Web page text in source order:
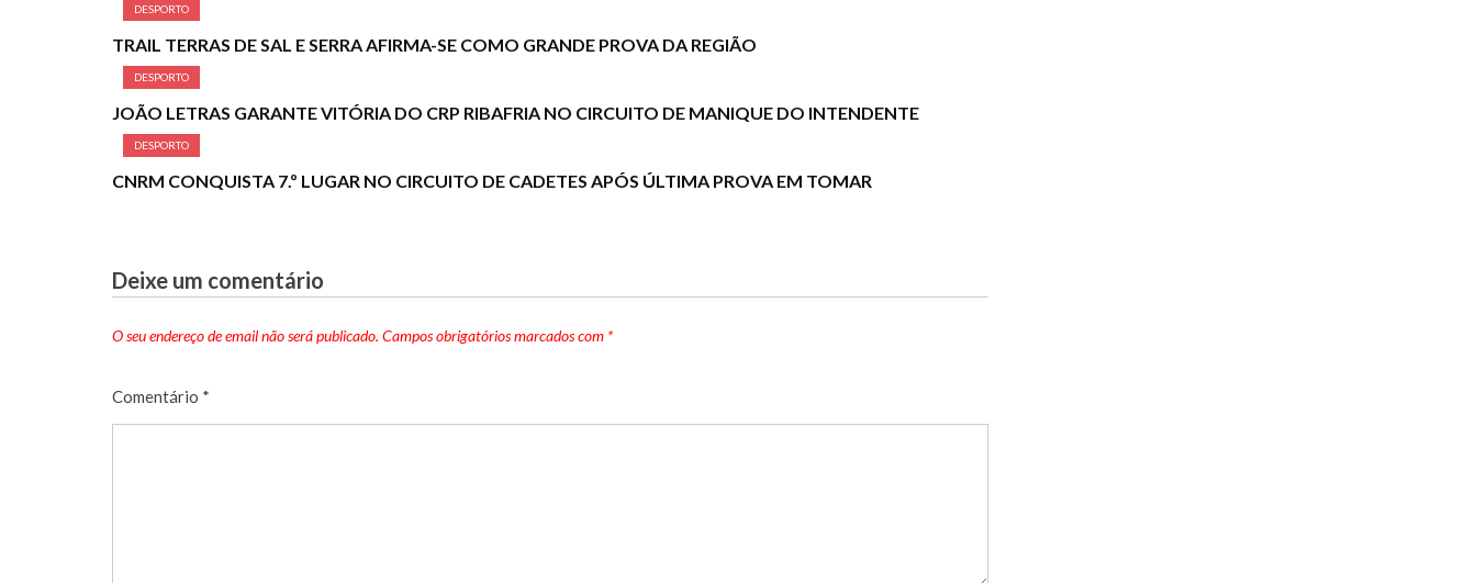
DESPORTO
TRAIL TERRAS DE SAL E SERRA AFIRMA-SE COMO GRANDE PROVA DA REGIÃO
DESPORTO
JOÃO LETRAS GARANTE VITÓRIA DO CRP RIBAFRIA NO CIRCUITO DE MANIQUE DO INTENDENTE
DESPORTO
CNRM CONQUISTA 7.º LUGAR NO CIRCUITO DE CADETES APÓS ÚLTIMA PROVA EM TOMAR
Deixe um comentário
O seu endereço de email não será publicado. Campos obrigatórios marcados com *
Comentário *